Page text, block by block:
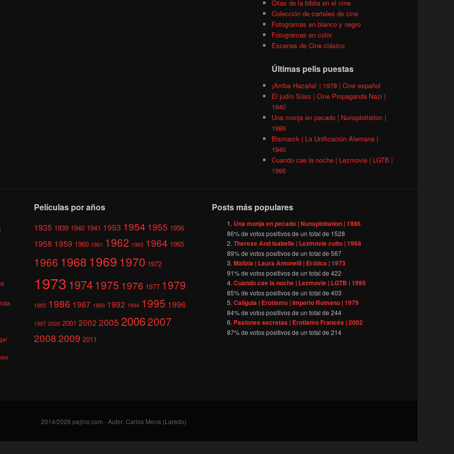
Citas de la biblia en el cine
Colección de carteles de cine
Fotogramas en blanco y negro
Fotogramas en color
Escenas de Cine clásico
Últimas pelis puestas
¡Arriba Hazaña! | 1978 | Cine español
El judío Süss | Cine Propaganda Nazi |
1940
Una monja en pecado | Nunsploitation |
1986
Bismarck | La Unificación Alemana |
1940
Cuando cae la noche | Lezmovie | LGTB |
1995
Películas por años
1935 1939 1940 1941 1953 1954 1955 1956
1958 1959 1960 1961 1962 1963 1964 1965
1966 1968 1969 1970 1972
1973 1974 1975 1976 1977 1979
1985 1986 1987 1990 1992 1994 1995 1996
1997 2000 2001 2002 2005 20062007
20082009 2011
Posts más populares
Una monja en pecado | Nunsploitation | 1986
86% de votos positivos de un total de 1528
Therese And Isabelle | Lezmovie culto | 1968
89% de votos positivos de un total de567
Malizia | Laura Antonelli | Erótica | 1973
91% de votos positivos de un total de422
Cuando cae la noche | Lezmovie | LGTB | 1995
85% de votos positivos de un total de403
Calígula | Erotismo | Imperio Romano | 1979
84% de votos positivos de un total de244
Pasiones secretas | Erotismo Francés | 2002
87% de votos positivos de un total de214
2014/2026 pejino.com - Autor: Carlos Mena (Laredo)